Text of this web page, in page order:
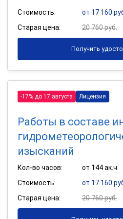
Стоимость:
от 17 160
Старая цена:
20 760 руб.
Получить
-17% до 17 августа Лицензия
Работы в составе
изысканий
Кол-во часов:
от 144 ак.ч
Стоимость:
от 17 160
Старая цена:
20 760 руб.